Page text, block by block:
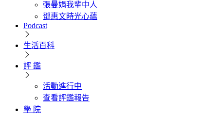
張曼娟我輩中人
鄧惠文時光心蘊
Podcast
生活百科
評 鑑
活動進行中
查看評鑑報告
學 院